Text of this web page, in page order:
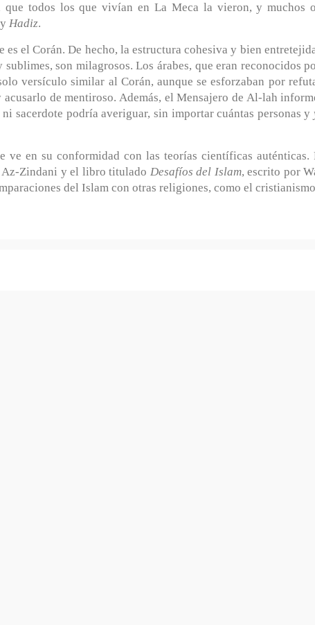
todos los que vivían en La Meca la vieron, y muchos
yHadiz.
el Corán. De hecho, la estructura cohesiva y bien
son milagrosos. Los árabes, que eran reconocidos
versículo similar al Corán, aunque se esforzaban por
de mentiroso. Además, el Mensajero de Al-lah
sacerdote podría averiguar, sin importar cuántas personas y
ve en su conformidad con las teorías científicas auténticas.
Zindani y el libro titulado Desafíos del Islam, escrito por
del Islam con otras religiones, como el